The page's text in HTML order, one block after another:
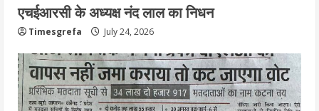
5
हाई-रिस्क इमारतों के ओसी में बड़ा बदलाव,
निजीविशेषज्ञों की रिपोर्ट पर भी मिलेगा
प्रमाणपत्र
July 24, 2026
एचईआरसी के अध्यक्ष नंद लाल का निधन
Timesgrefa July 24, 2026